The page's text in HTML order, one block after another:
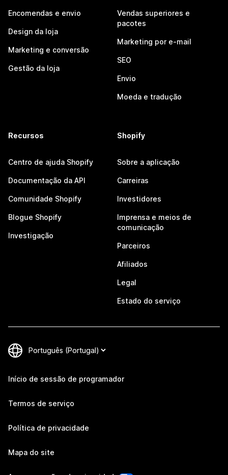
Encomendas e envio
Design da loja
Marketing e conversão
Gestão da loja
Vendas superiores e
pacotes
Marketing por e-mail
SEO
Envio
Moeda e tradução
Recursos
Centro de ajuda Shopify
Documentação da API
Comunidade Shopify
Blogue Shopify
Investigação
Shopify
Sobre a aplicação
Carreiras
Investidores
Imprensa e meios de
comunicação
Parceiros
Afiliados
Legal
Estado do serviço
Início de sessão de programador
Termos de serviço
Política de privacidade
Mapa do site